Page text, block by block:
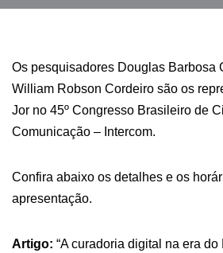
Os pesquisadores Douglas Barbosa
William Robson Cordeiro são os
Jor no 45º Congresso Brasileiro de
Comunicação – Intercom.
Confira abaixo os detalhes e os
apresentação.
Artigo: “A curadoria digital na era